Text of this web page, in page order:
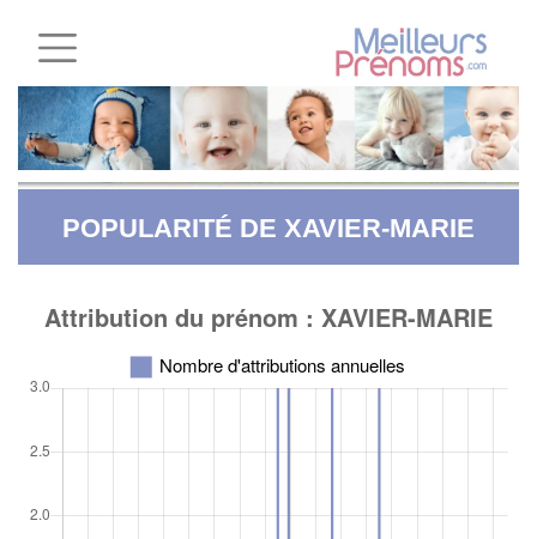
POPULARITÉ DE XAVIER-MARIE